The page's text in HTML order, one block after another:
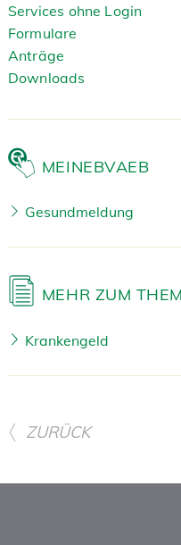
Services ohne Login
Formulare
Anträge
Downloads
MEINEBVAEB
Gesundmeldung
MEHR ZUM
Krankengeld
ZURÜCK